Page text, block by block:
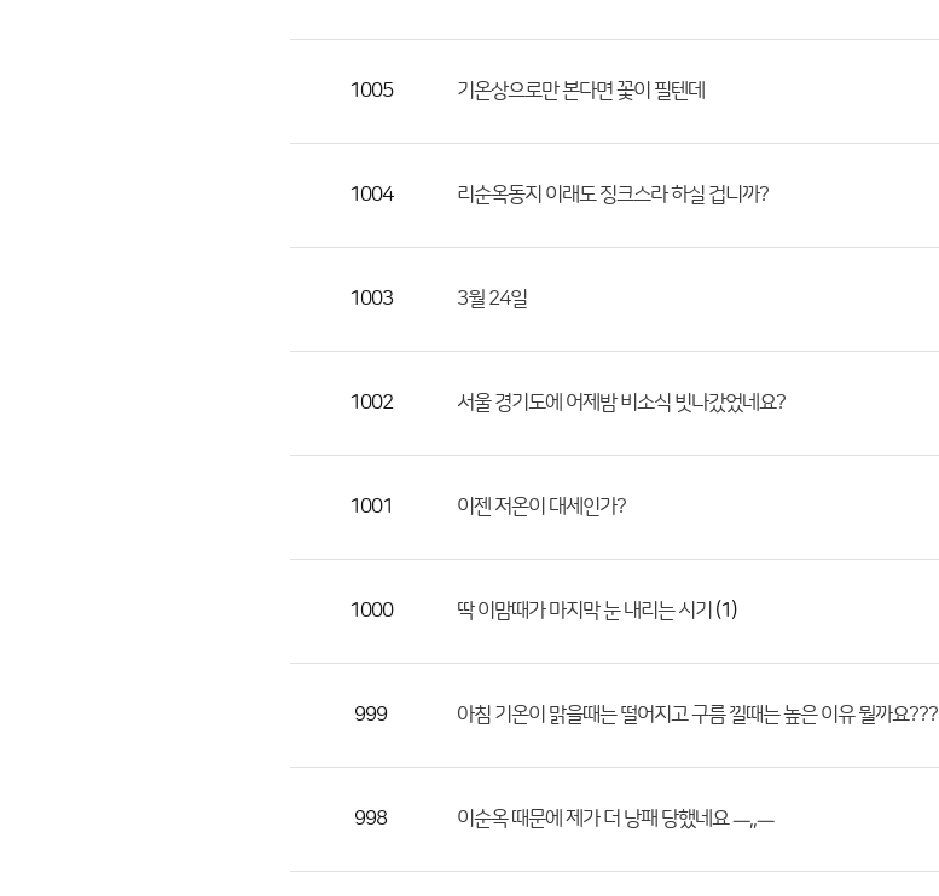
로
제
성
다.
1005 기온상으로만 본다면 꽃이 필텐데
1004 리순옥동지 이래도 징크스라 하실 겁니까?
1003 3월 24일
1002 서울 경기도에 어제밤 비소식 빗나갔었네요?
1001 이젠 저온이 대세인가?
1000 딱 이맘때가 마지막 눈 내리는 시기 (1)
999 아침 기온이 맑을때는 떨어지고 구름 낄때는 높은 이유 뭘까요???
998 이순옥 때문에 제가 더 낭패 당했네요 ㅡ,,ㅡ